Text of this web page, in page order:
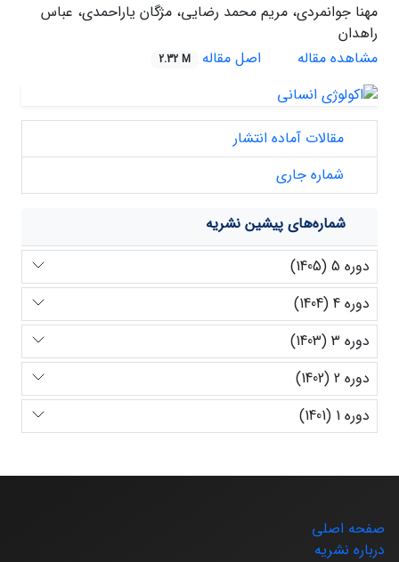
مهنا جوانمردی، مریم محمد رضایی، مژگان یاراحمدی، عباس
راهدان
مشاهده مقاله
اصل مقاله 2.32 M
مقالات آماده انتشار
شماره جاری
شماره‌های پیشین نشریه
دوره 5 (1405)
دوره 4 (1404)
دوره 3 (1403)
دوره 2 (1402)
دوره 1 (1401)
صفحه اصلی
درباره نشریه